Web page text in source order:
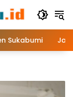
Sukabumi